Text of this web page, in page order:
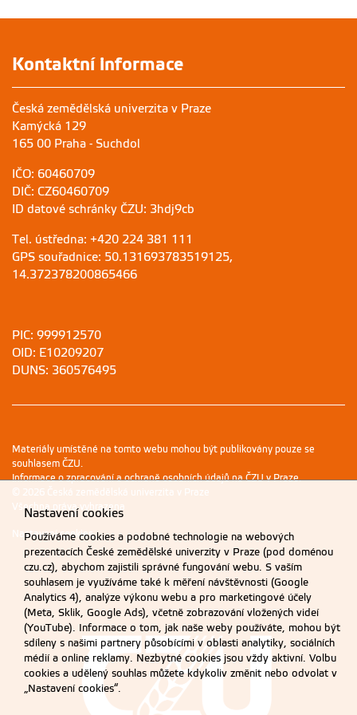
Kontaktní informace
Česká zemědělská univerzita v Praze
Kamýcká 129
165 00 Praha - Suchdol
IČO: 60460709
DIČ: CZ60460709
ID datové schránky ČZU: 3hdj9cb
Tel. ústředna: +420 224 381 111
GPS souřadnice: 50.131693783519125,
14.372378200865466
PIC: 999912570
OID: E10209207
DUNS: 360576495
Materiály umístěné na tomto webu mohou být publikovány pouze se
souhlasem ČZU.
Informace o zpracování a ochraně osobních údajů na ČZU v Praze.
© 2026 Česká zemědělská univerzita v Praze
Všechna práva vyhrazena
Nastavení cookies
Nastavení cookies
Používáme cookies a podobné technologie na webových
prezentacích České zemědělské univerzity v Praze (pod doménou
czu.cz), abychom zajistili správné fungování webu. S vaším
souhlasem je využíváme také k měření návštěvnosti (Google
Analytics 4), analýze výkonu webu a pro marketingové účely
(Meta, Sklik, Google Ads), včetně zobrazování vložených videí
(YouTube). Informace o tom, jak naše weby používáte, mohou být
sdíleny s našimi partnery působícími v oblasti analytiky, sociálních
médií a online reklamy. Nezbytné cookies jsou vždy aktivní. Volbu
cookies a udělený souhlas můžete kdykoliv změnit nebo odvolat v
„Nastavení cookies“.